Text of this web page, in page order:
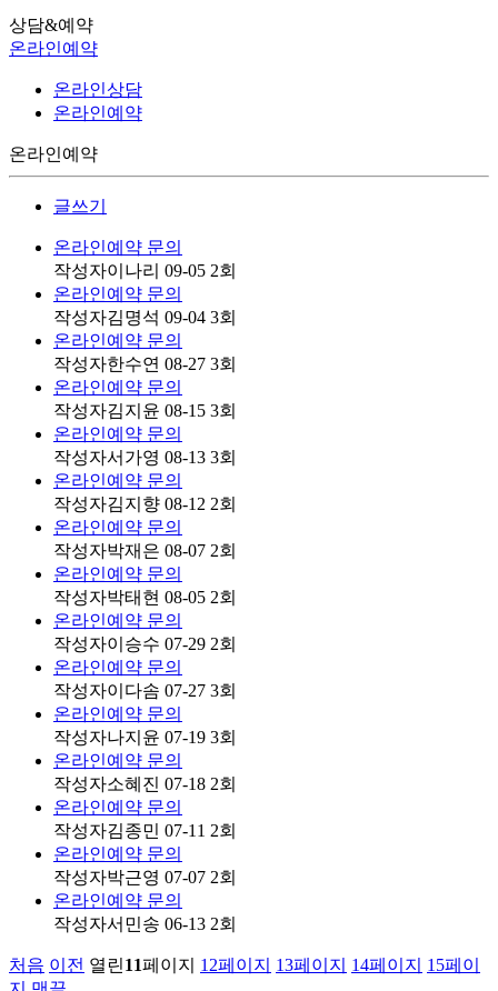
상담&예약
온라인예약
온라인상담
온라인예약
온라인예약
글쓰기
온라인예약 문의
작성자이나리 09-05 2회
온라인예약 문의
작성자김명석 09-04 3회
온라인예약 문의
작성자한수연 08-27 3회
온라인예약 문의
작성자김지윤 08-15 3회
온라인예약 문의
작성자서가영 08-13 3회
온라인예약 문의
작성자김지향 08-12 2회
온라인예약 문의
작성자박재은 08-07 2회
온라인예약 문의
작성자박태현 08-05 2회
온라인예약 문의
작성자이승수 07-29 2회
온라인예약 문의
작성자이다솜 07-27 3회
온라인예약 문의
작성자나지윤 07-19 3회
온라인예약 문의
작성자소혜진 07-18 2회
온라인예약 문의
작성자김종민 07-11 2회
온라인예약 문의
작성자박근영 07-07 2회
온라인예약 문의
작성자서민송 06-13 2회
처음 이전 열린11페이지 12페이지 13페이지 14페이지 15페이